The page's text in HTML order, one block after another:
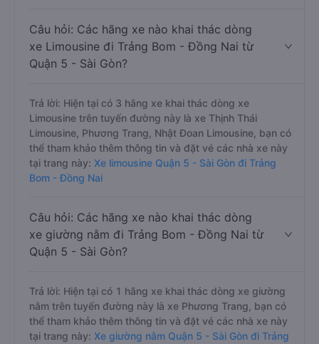
Câu hỏi: Các hãng xe nào khai thác dòng
xe Limousine đi Trảng Bom - Đồng Nai từ
Quận 5 - Sài Gòn?
Trả lời: Hiện tại có 3 hãng xe khai thác dòng xe
Limousine trên tuyến đường này là xe Thịnh Thái
Limousine, Phương Trang, Nhật Đoan Limousine, bạn có
thể tham khảo thêm thông tin và đặt vé các nhà xe này
tại trang này: Xe limousine Quận 5 - Sài Gòn đi Trảng
Bom - Đồng Nai
Câu hỏi: Các hãng xe nào khai thác dòng
xe giường nằm đi Trảng Bom - Đồng Nai từ
Quận 5 - Sài Gòn?
Trả lời: Hiện tại có 1 hãng xe khai thác dòng xe giường
nằm trên tuyến đường này là xe Phương Trang, bạn có
thể tham khảo thêm thông tin và đặt vé các nhà xe này
tại trang này: Xe giường nằm Quận 5 - Sài Gòn đi Trảng